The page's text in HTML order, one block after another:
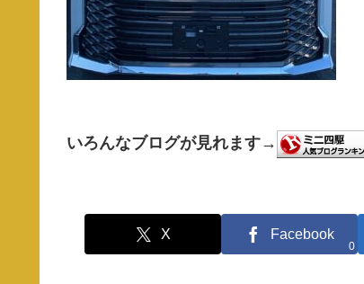
いろんなブログが見れます→
X Facebook
0